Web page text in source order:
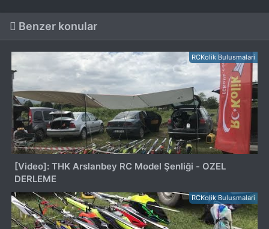
Benzer konular
RCKolik Bulusmalari
[Video]: THK Arslanbey RC Model Şenliği - OZEL
DERLEME
RCKolik Bulusmalari